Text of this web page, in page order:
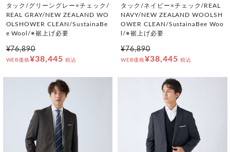
タック/グリーングレー×チェック/
REAL GRAY/NEW ZEALAND WO
OLSHOWER CLEAN/SustainaBe
e Wool/※裾上げ必要
¥76,890
WEB価格¥38,445 税込
タック/ネイビー×チェック/REAL
NAVY/NEW ZEALAND WOOLSH
OWER CLEAN/SustainaBee Woo
l/※裾上げ必要
¥76,890
WEB価格¥38,445 税込